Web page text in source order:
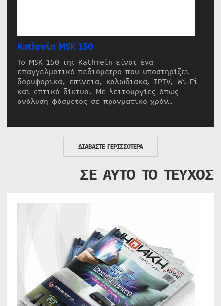
Kathrein MSK 150
Το MSK 150 της Kathrein είναι ένα
επαγγελματικό πεδιόμετρο που υποστηρίζει
δορυφορικά, επίγεια, καλωδιακά, IPTV, Wi-Fi
και οπτικά δίκτυα. Με λειτουργίες όπως
ανάλυση φάσματος σε πραγματικό χρόν…
ΔΙΑΒΑΣΤΕ ΠΕΡΙΣΣΟΤΕΡΑ
ΣΕ ΑΥΤΟ ΤΟ ΤΕΥΧΟΣ